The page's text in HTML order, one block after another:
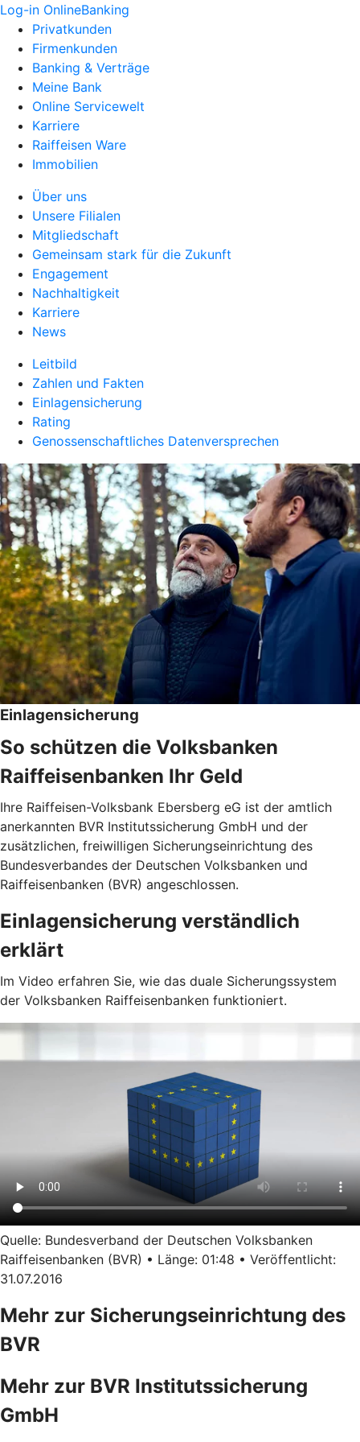
Log-in OnlineBanking
Privatkunden
Firmenkunden
Banking & Verträge
Meine Bank
Online Servicewelt
Karriere
Raiffeisen Ware
Immobilien
Über uns
Unsere Filialen
Mitgliedschaft
Gemeinsam stark für die Zukunft
Engagement
Nachhaltigkeit
Karriere
News
Leitbild
Zahlen und Fakten
Einlagensicherung
Rating
Genossenschaftliches Datenversprechen
Einlagensicherung
So schützen die Volksbanken
Raiffeisenbanken Ihr Geld
Ihre Raiffeisen-Volksbank Ebersberg eG ist der amtlich
anerkannten BVR Institutssicherung GmbH und der
zusätzlichen, freiwilligen Sicherungseinrichtung des
Bundesverbandes der Deutschen Volksbanken und
Raiffeisenbanken (BVR) angeschlossen.
Einlagensicherung verständlich
erklärt
Im Video erfahren Sie, wie das duale Sicherungssystem
der Volksbanken Raiffeisenbanken funktioniert.
Quelle: Bundesverband der Deutschen Volksbanken
Raiffeisenbanken (BVR) • Länge: 01:48 • Veröffentlicht:
31.07.2016
Mehr zur Sicherungseinrichtung des
BVR
Mehr zur BVR Institutssicherung
GmbH